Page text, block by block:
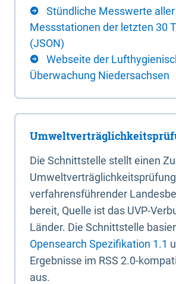
Stündliche Messwerte aller
Messstationen der letzten 30
(JSON)
Webseite der
Überwachung Niedersachsen
Die Schnittstelle stellt einen
verfahrensführender
bereit, Quelle ist das UVP-
Länder. Die Schnittstelle
Opensearch Spezifikation 1.1
Ergebnisse im RSS 2.0-
aus.